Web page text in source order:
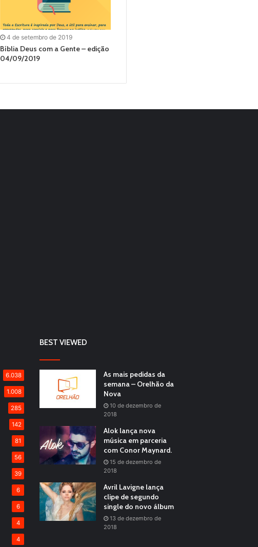
4 de setembro de 2019
Bíblia Deus com a Gente – edição
04/09/2019
6.038
1.008
285
142
81
56
39
6
6
4
4
BEST VIEWED
As mais pedidas da
semana – Orelhão da
Nova
10 de dezembro de
2018
Alok lança nova
música em parceria
com Conor Maynard.
15 de dezembro de
2018
Avril Lavigne lança
clipe de segundo
single do novo álbum
13 de dezembro de
2018